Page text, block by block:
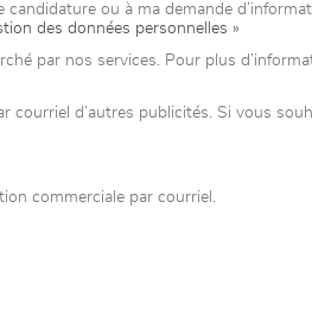
ou à ma demande
des données personnelles »
par nos services. Pour plus
d’autres publicités. Si vous
commerciale par courriel.